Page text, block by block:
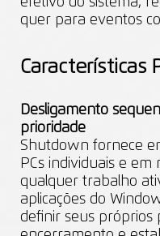
quer para eventos
Características
Desligamento
prioridade
Shutdown fornece
PCs individuais e
qualquer trabalho
aplicações do
definir seus próprios